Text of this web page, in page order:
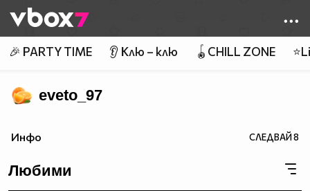
👾
🎉 PARTY TIME 👂 Клю – клю 🪀CHILL ZONE
eveto_97
Инфо СЛЕДВАЙ8
Любими